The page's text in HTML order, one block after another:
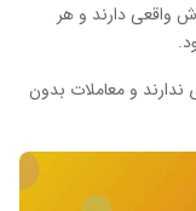
واقعی دارند و هر
و معاملات بدون